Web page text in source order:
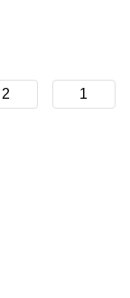
2 1